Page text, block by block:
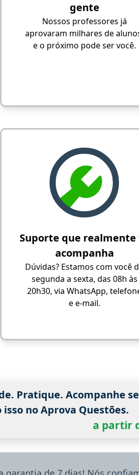
gente
Nossos professores já
aprovaram milhares de
e o próximo pode ser você.
Suporte que realmente
acompanha
Dúvidas? Estamos com você
segunda a sexta, das 08h às
20h30, via WhatsApp,
e e-mail.
Pratique. Acompanhe
isso no Aprova Questões.
a partir